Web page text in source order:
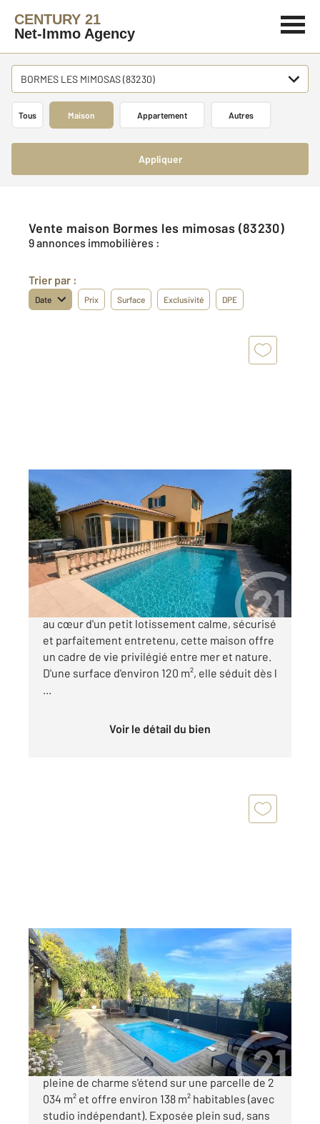
CENTURY 21
Net-Immo Agency
BORMES LES MIMOSAS (83230)
Tous Maison Appartement Autres
Appliquer
Vente maison Bormes les mimosas (83230)
9 annonces immobilières :
Trier par :
Date Prix Surface Exclusivité DPE
BORMES LES MIMOSAS 83
118,30 m , 4 pièces
Ref : 1958
Maison à vendre
795 000 €
Située dans la plaine de Bormes-les-Mimosas,
au cœur d'un petit lotissement calme, sécurisé
et parfaitement entretenu, cette maison offre
un cadre de vie privilégié entre mer et nature.
D'une surface d'environ 120 m², elle séduit dès l
...
Voir le détail du bien
BORMES LES MIMOSAS 83
138 m2, 5 pièces
Ref : 1879
Maison à vendre
695 000 €
Dans un véritable écrin de verdure, cette villa
pleine de charme s'étend sur une parcelle de 2
034 m² et offre environ 138 m² habitables (avec
studio indépendant). Exposée plein sud, sans